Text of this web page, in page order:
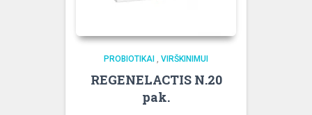
PROBIOTIKAI , VIRŠKINIMUI
REGENELACTIS N.20
pak.